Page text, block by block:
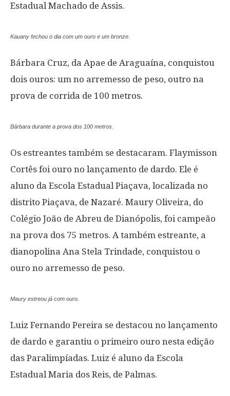
Estadual Machado de Assis.
Kauany fechou o dia com um ouro e um bronze.
Bárbara Cruz, da Apae de Araguaína, conquistou
dois ouros: um no arremesso de peso, outro na
prova de corrida de 100 metros.
Bárbara durante a prova dos 100 metros.
Os estreantes também se destacaram. Flaymisson
Cortês foi ouro no lançamento de dardo. Ele é
aluno da Escola Estadual Piaçava, localizada no
distrito Piaçava, de Nazaré. Maury Oliveira, do
Colégio João de Abreu de Dianópolis, foi campeão
na prova dos 75 metros. A também estreante, a
dianopolina Ana Stela Trindade, conquistou o
ouro no arremesso de peso.
Maury estreou já com ouro.
Luiz Fernando Pereira se destacou no lançamento
de dardo e garantiu o primeiro ouro nesta edição
das Paralimpíadas. Luiz é aluno da Escola
Estadual Maria dos Reis, de Palmas.